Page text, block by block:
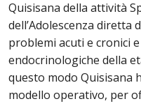
Quisisana della attività
dell’Adolescenza diretta
problemi acuti e cronici
endocrinologiche della
questo modo Quisisana
modello operativo, per